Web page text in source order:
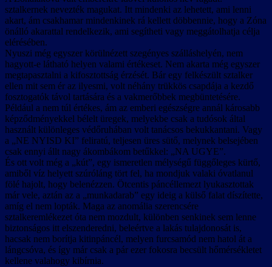
sztalkernek nevezték magukat. Itt mindenki az lehetett, ami lenni
akart, ám csakhamar mindenkinek rá kellett döbbennie, hogy a Zóna
önálló akarattal rendelkezik, ami segítheti vagy meggátolhatja célja
elérésében.
Nyuszi még egyszer körülnézett szegényes szálláshelyén, nem
hagyott-e látható helyen valami értékeset. Nem akarta még egyszer
megtapasztalni a kifosztottság érzését. Bár egy felkészült sztalker
ellen mit sem ér az ilyesmi, volt néhány trükkös csapdája a kezdő
fosztogatók távol tartására és a vakmerőbbek megbüntetésére.
Például a nem túl értékes, ám az emberi egészségre annál károsabb
képződményekkel bélelt üregek, melyekbe csak a tudósok által
használt különleges védőruhában volt tanácsos bekukkantani. Vagy
a „NE NYISD KI” feliratú, teljesen üres sütő, melynek belsejében
csak ennyi állt nagy ákombákom betűkkel: „NA UGYE”.
És ott volt még a „kút”, egy ismeretlen mélységű függőleges kürtő,
amiből víz helyett szúróláng tört fel, ha mondjuk valaki óvatlanul
fölé hajolt, hogy belenézzen. Ötcentis páncéllemezt lyukasztottak
már vele, aztán az a „munkadarab” egy ideig a külső falat díszítette,
amíg el nem lopták. Maga az anomália szerencsére
sztalkeremlékezet óta nem mozdult, különben senkinek sem lenne
biztonságos itt elszenderedni, beleértve a lakás tulajdonosát is,
hacsak nem borítja kitinpáncél, melyen furcsamód nem hatol át a
lángcsóva, és így már csak a pár ezer fokosra becsült hőmérsékletet
kellene valahogy kibírnia.